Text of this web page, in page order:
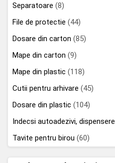
Separatoare (8)
File de protectie (44)
Dosare din carton (85)
Mape din carton (9)
Mape din plastic (118)
Cutii pentru arhivare (45)
Dosare din plastic (104)
Indecsi autoadezivi, dispensere
Tavite pentru birou (60)